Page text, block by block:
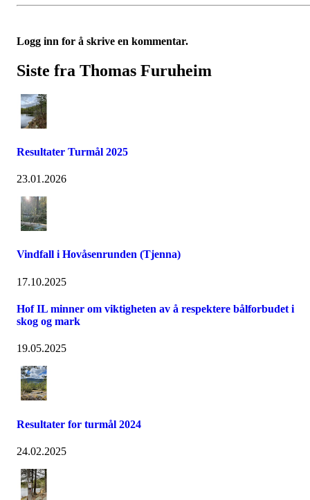
Logg inn for å skrive en kommentar.
Siste fra Thomas Furuheim
Resultater Turmål 2025
23.01.2026
Vindfall i Hovåsenrunden (Tjenna)
17.10.2025
Hof IL minner om viktigheten av å respektere bålforbudet i
skog og mark
19.05.2025
Resultater for turmål 2024
24.02.2025